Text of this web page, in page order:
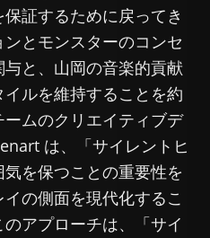
証するために戻ってき
とモンスターのコンセ
と、山岡の音楽的貢献
ルを維持することを約
ムのクリエイティブデ
は、「サイレントヒ
を保つことの重要性を
の側面を現代化するこ
アプローチは、「サイ